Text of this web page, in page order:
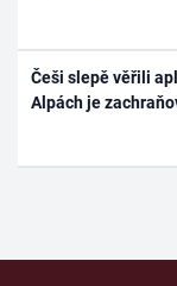
Češi slepě věřili
Alpách je